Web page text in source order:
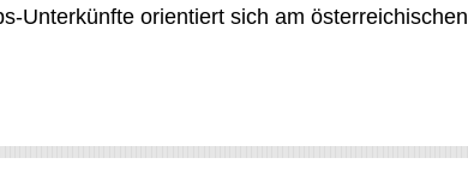
Unterkünfte orientiert sich am österreichischen